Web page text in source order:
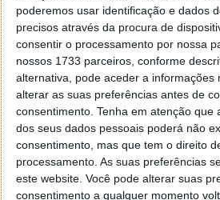
poderemos usar identificação e dados
precisos através da procura de
consentir o processamento por nossa
nossos 1733 parceiros, conforme
alternativa, pode aceder a informações
alterar as suas preferências antes de
consentimento. Tenha em atenção que
dos seus dados pessoais poderá não
consentimento, mas que tem o direito
processamento. As suas preferências
este website. Você pode alterar suas
consentimento a qualquer momento
@Reporter
Desculpa mas o link funciona.
o MSn Messenger 8.
Responder
Vítor M.
@Rui
Tens de encontrar o que te falei.
janela iniciar e no topo dessa
rato faz propriedades. Depois no
clica no botão ‘Personalizar’ aí